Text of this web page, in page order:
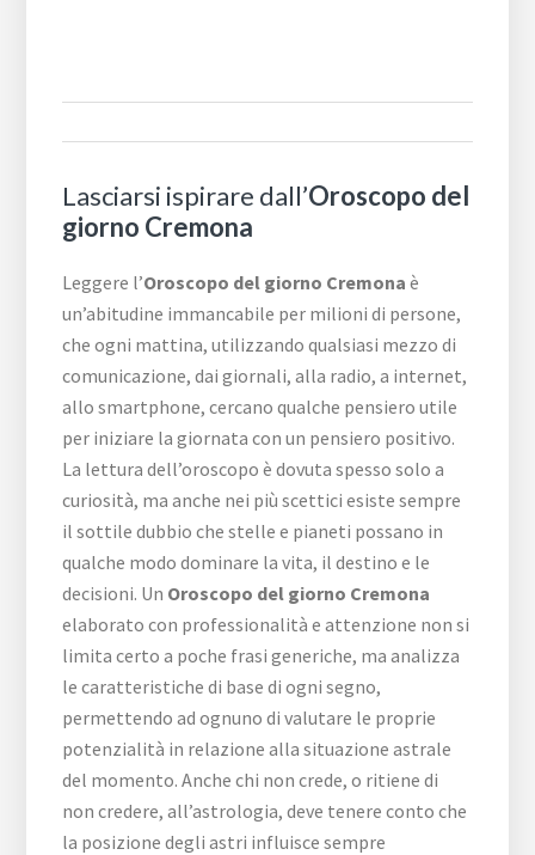
Lasciarsi ispirare dall’Oroscopo del
giorno Cremona
Leggere l’Oroscopo del giorno Cremona è
un’abitudine immancabile per milioni di persone,
che ogni mattina, utilizzando qualsiasi mezzo di
comunicazione, dai giornali, alla radio, a internet,
allo smartphone, cercano qualche pensiero utile
per iniziare la giornata con un pensiero positivo.
La lettura dell’oroscopo è dovuta spesso solo a
curiosità, ma anche nei più scettici esiste sempre
il sottile dubbio che stelle e pianeti possano in
qualche modo dominare la vita, il destino e le
decisioni. Un Oroscopo del giorno Cremona
elaborato con professionalità e attenzione non si
limita certo a poche frasi generiche, ma analizza
le caratteristiche di base di ogni segno,
permettendo ad ognuno di valutare le proprie
potenzialità in relazione alla situazione astrale
del momento. Anche chi non crede, o ritiene di
non credere, all’astrologia, deve tenere conto che
la posizione degli astri influisce sempre